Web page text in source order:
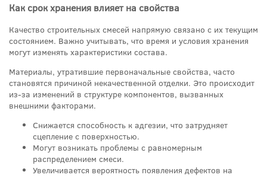
Как срок хранения влияет на свойства
Качество строительных смесей напрямую связано с их текущим
состоянием. Важно учитывать, что время и условия хранения
могут изменять характеристики состава.
Материалы, утратившие первоначальные свойства, часто
становятся причиной некачественной отделки. Это происходит
из-за изменений в структуре компонентов, вызванных
внешними факторами.
Снижается способность к адгезии, что затрудняет
сцепление с поверхностью.
Могут возникать проблемы с равномерным
распределением смеси.
Увеличивается вероятность появления дефектов на